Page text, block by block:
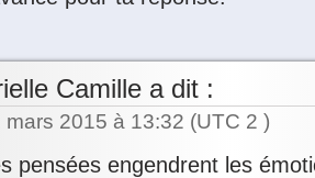
Camille a dit :
mars 2015 à 13:32 (UTC 2 )
pensées engendrent les